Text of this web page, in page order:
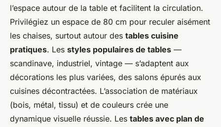
l’espace autour de la table et facilitent la circulation.
Privilégiez un espace de 80 cm pour reculer aisément
les chaises, surtout autour des tables cuisine
pratiques. Les styles populaires de tables —
scandinave, industriel, vintage — s’adaptent aux
décorations les plus variées, des salons épurés aux
cuisines décontractées. L’association de matériaux
(bois, métal, tissu) et de couleurs crée une
dynamique visuelle réussie. Les tables avec plan de